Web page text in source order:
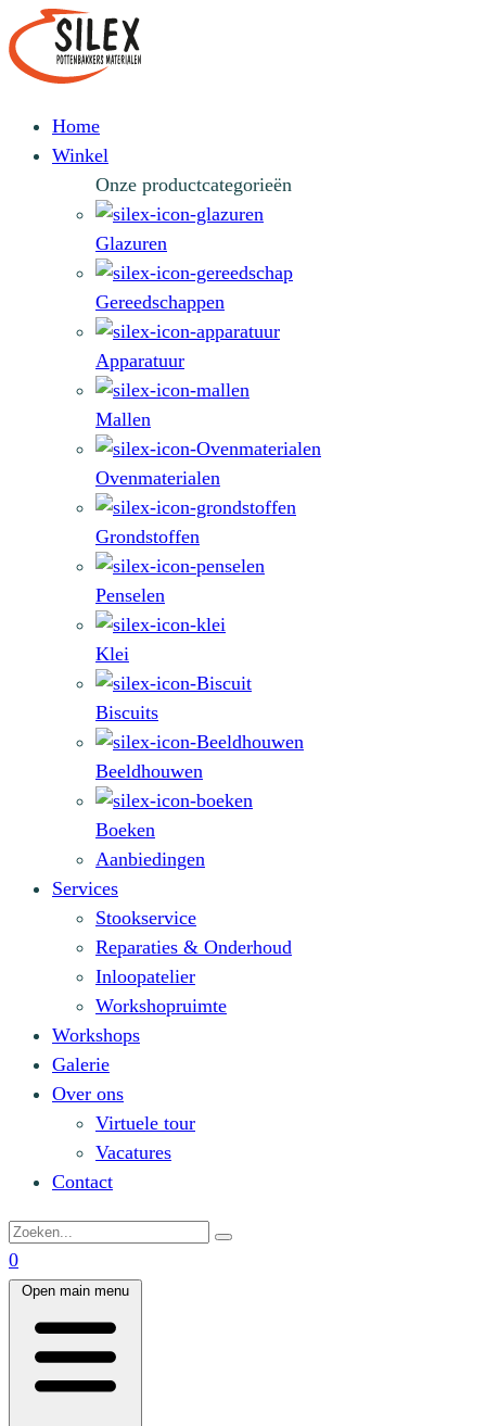
Home
Winkel
Onze productcategorieën
Glazuren
Gereedschappen
Apparatuur
Mallen
Ovenmaterialen
Grondstoffen
Penselen
Klei
Biscuits
Beeldhouwen
Boeken
Aanbiedingen
Services
Stookservice
Reparaties & Onderhoud
Inloopatelier
Workshopruimte
Workshops
Galerie
Over ons
Virtuele tour
Vacatures
Contact
0
Open main menu